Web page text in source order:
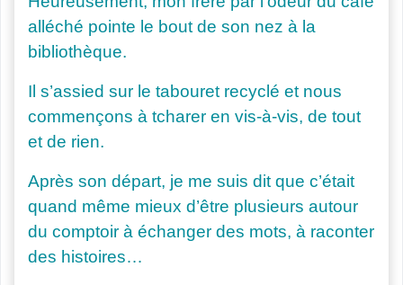
alléché pointe le bout de son nez à la
bibliothèque.
Il s’assied sur le tabouret recyclé et nous
commençons à tcharer en vis-à-vis, de tout
et de rien.
Après son départ, je me suis dit que c’était
quand même mieux d’être plusieurs autour
du comptoir à échanger des mots, à raconter
des histoires…